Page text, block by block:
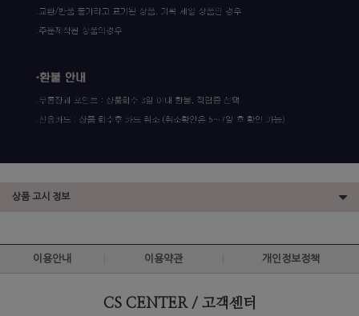
상품 고시 정보
이용안내 이용약관 개인정보정책
CS CENTER / 고객센터